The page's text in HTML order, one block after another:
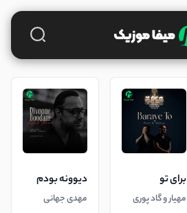
برای تو
مهیار و گاد پوری
دیوونه بودم
مهدی جهانی